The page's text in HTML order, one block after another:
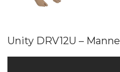
Unity DRV12U –